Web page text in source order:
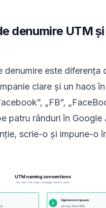
denumire UTM
denumire este diferența
clare și un haos
„FB”,
patru rânduri în Google
scrie-o și impune-o